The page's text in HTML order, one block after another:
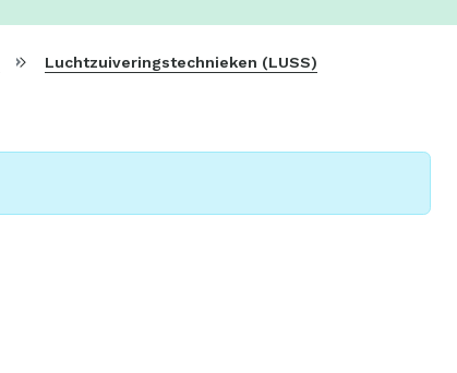
Luchtzuiveringstechnieken (LUSS)